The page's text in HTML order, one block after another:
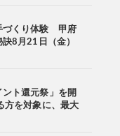
づくり体験 甲府
8月21日（金）
ト還元祭」を開
方を対象に、最大